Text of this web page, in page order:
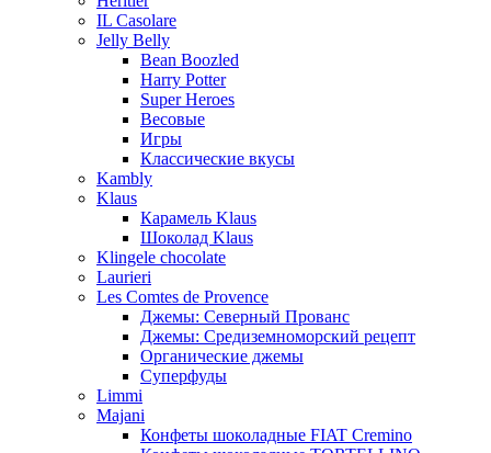
IL Casolare
Jelly Belly
Bean Boozled
Harry Potter
Super Heroes
Весовые
Игры
Классические вкусы
Kambly
Klaus
Карамель Klaus
Шоколад Klaus
Klingele chocolate
Laurieri
Les Comtes de Provence
Джемы: Северный Прованс
Джемы: Средиземноморский рецепт
Органические джемы
Суперфуды
Limmi
Majani
Конфеты шоколадные FIAT Cremino